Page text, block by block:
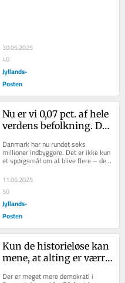
30.06.2025
40
Jyllands-
Posten
Nu er vi 0,07 pct. af hele
verdens befolkning. Det
Men se det i et større
perspektiv
Danmark har nu rundet seks
millioner indbyggere. Det er ikke kun
et spørgsmål om at blive flere – det
handler også om, at...
11.06.2025
50
Jyllands-
Posten
Kun de historieløse kan
mene, at alting er værre
Der er meget mere demokrati i